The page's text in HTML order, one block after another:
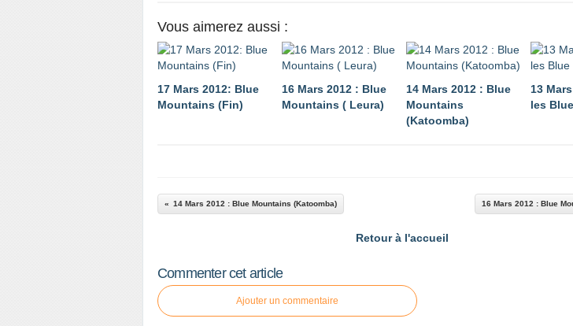
Vous aimerez aussi :
17 Mars 2012: Blue
Mountains (Fin)
16 Mars 2012 : Blue
Mountains ( Leura)
14 Mars 2012 : Blue
Mountains
(Katoomba)
13
les
14 Mars 2012 : Blue Mountains (Katoomba) 16 Mars 2012 : Blue
Retour à l'accueil
Commenter cet article
Ajouter un commentaire